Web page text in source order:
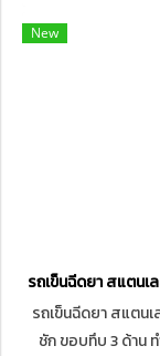
New
รถเข็นฉีดยา สแตนเ
รถเข็นฉีดยา สแตน
ชัก ขอบทึบ 3 ด้าน